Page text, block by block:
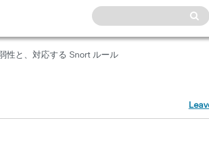
性と、対応する Snort ルール